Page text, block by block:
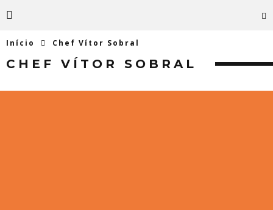
Início Chef Vítor Sobral
CHEF VÍTOR SOBRAL